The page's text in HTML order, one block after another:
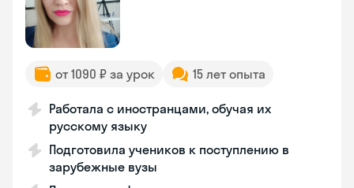
от 1090 ₽ за урок 15 лет опыта
Работала с иностранцами, обучая их
русскому языку
Подготовила учеников к поступлению в
зарубежные вузы